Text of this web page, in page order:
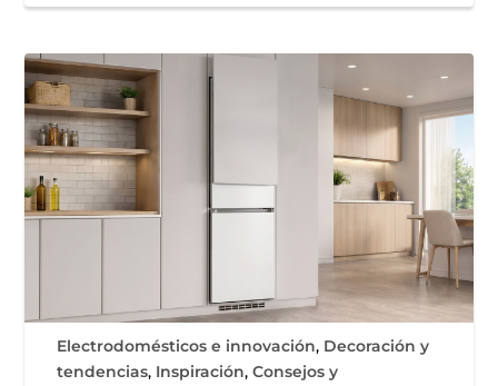
Electrodomésticos e innovación, Decoración y
tendencias, Inspiración,Consejos y